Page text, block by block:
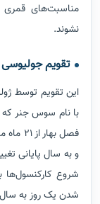
مناسبت‌های
نشوند.
تقویم جولیوسی
این تقویم توسط
با نام سوس جنر که
و به سال پایانی
شروع